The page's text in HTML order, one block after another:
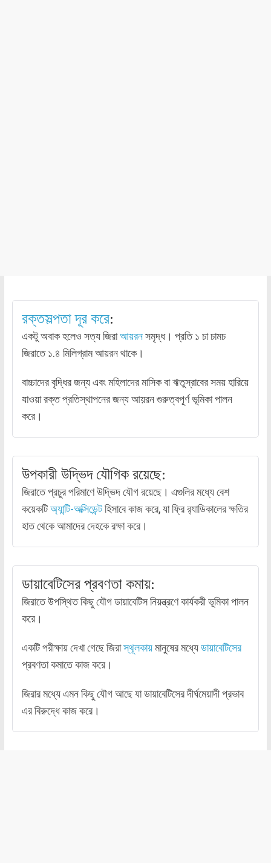
রক্তসল্পতা দূর করে:
একটু অবাক হলেও সত্য জিরাআয়রনসমৃদ্ধ। প্রতি ১ চা চামচ
জিরাতে ১.৪ মিলিগ্রাম আয়রন থাকে।
বাচ্চাদের বৃদ্ধির জন্য এবং মহিলাদের মাসিক বা ঋতুস্রাবের সময় হারিয়ে
যাওয়া রক্ত প্রতিস্থাপনের জন্য আয়রন গুরুত্বপূর্ণ ভূমিকা পালন
করে।
উপকারী উদ্ভিদ যৌগিক রয়েছে:
জিরাতে প্রচুর পরিমাণে উদ্ভিদ যৌগ রয়েছে। এগুলির মধ্যে বেশ
কয়েকটিঅ্যান্টি-অক্সিডেন্টহিসাবে কাজ করে, যা ফ্রি র‌্যাডিকালের ক্ষতির
হাত থেকে আমাদের দেহকে রক্ষা করে।
ডায়াবেটিসের প্রবণতা কমায়:
জিরাতে উপস্থিত কিছু যৌগ ডায়াবেটিস নিয়ন্ত্রণে কার্যকরী ভূমিকা পালন
করে।
একটি পরীক্ষায় দেখা গেছে জিরাস্থূলকায়মানুষের মধ্যেডায়াবেটিসের
প্রবণতা কমাতে কাজ করে।
জিরার মধ্যে এমন কিছু যৌগ আছে যা ডায়াবেটিসের দীর্ঘমেয়াদী প্রভাব
এর বিরুদ্ধে কাজ করে।